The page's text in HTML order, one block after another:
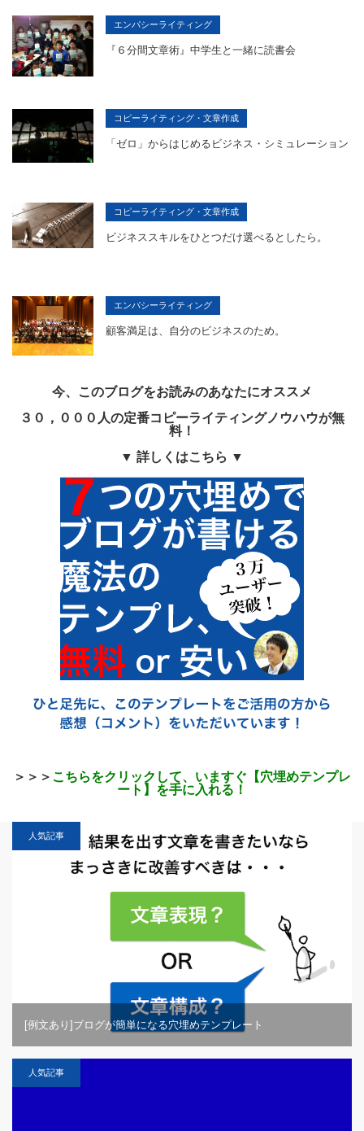
エンパシーライティング
『６分間文章術』中学生と一緒に読書会
コピーライティング・文章作成
「ゼロ」からはじめるビジネス・シミュレーション
コピーライティング・文章作成
ビジネススキルをひとつだけ選べるとしたら。
エンパシーライティング
顧客満足は、自分のビジネスのため。
今、このブログをお読みのあなたにオススメ
３０，０００人の定番コピーライティングノウハウが無
料！
▼ 詳しくはこちら ▼
＞＞＞ こちらをクリックして、いますぐ【穴埋めテンプレ
ート】を手に入れる！
人気記事
[例文あり]ブログが簡単になる穴埋めテンプレート
人気記事